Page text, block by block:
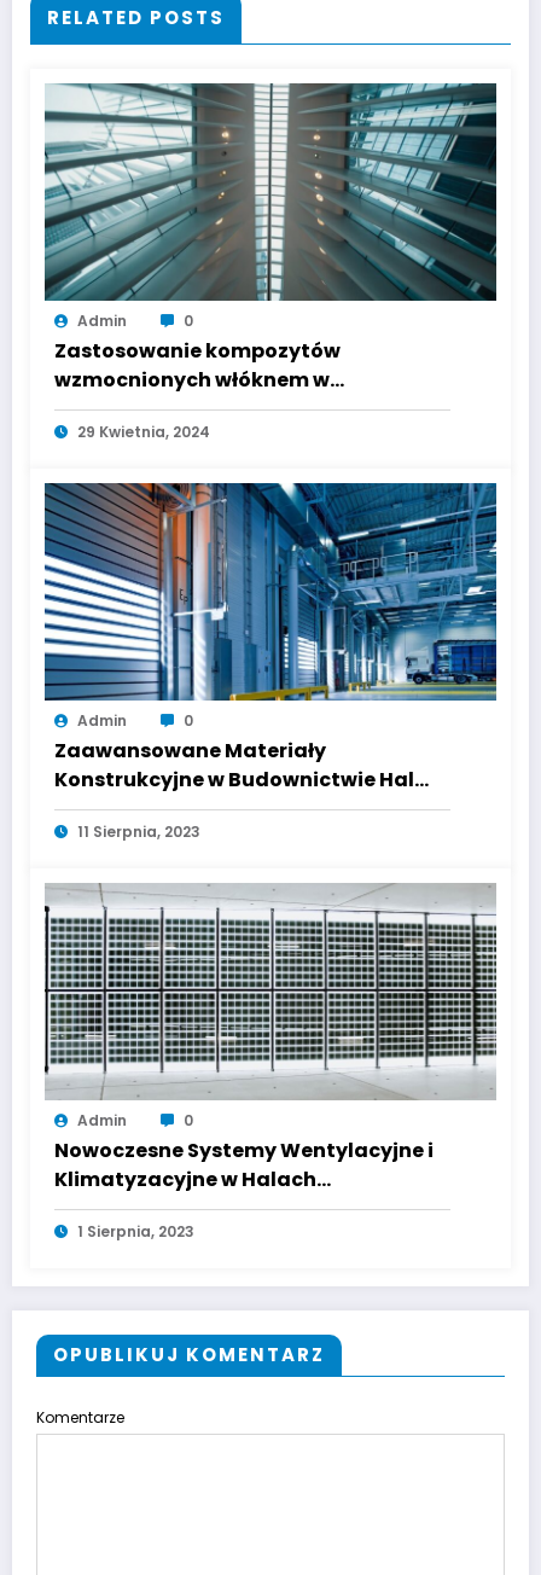
RELATED POSTS
Admin 0
Zastosowanie kompozytów
wzmocnionych włóknem w
konstrukcjach prefabrykowanych
29 Kwietnia, 2024
Admin 0
Zaawansowane Materiały
Konstrukcyjne w Budownictwie Hal
Przemysłowych
11 Sierpnia, 2023
Admin 0
Nowoczesne Systemy Wentylacyjne i
Klimatyzacyjne w Halach
Przemysłowych
1 Sierpnia, 2023
OPUBLIKUJ KOMENTARZ
Komentarze